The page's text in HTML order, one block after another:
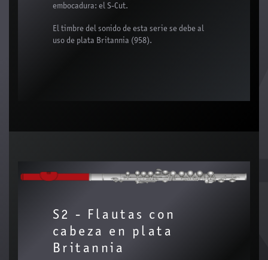
embocadura: el S-Cut.
El timbre del sonido de esta serie se debe al
uso de plata Britannia (958).
S2 - Flautas con
cabeza en plata
Britannia